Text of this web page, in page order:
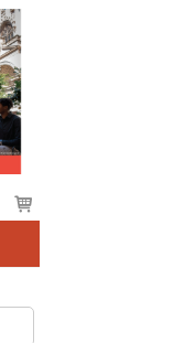
Voir
le